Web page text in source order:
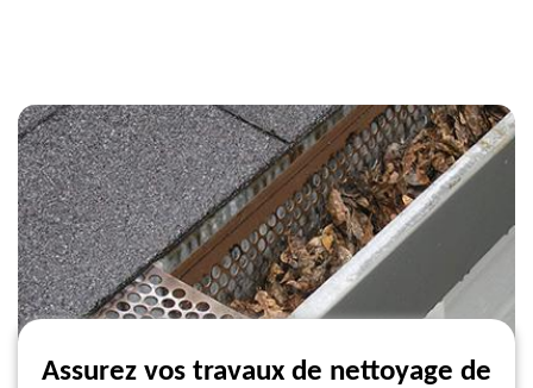
Assurez vos travaux de nettoyage de